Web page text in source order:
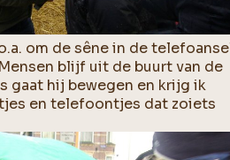
om de sêne in de
blijf uit de buurt van de
gaat hij bewegen en krijg ik
en telefoontjes dat zoiets